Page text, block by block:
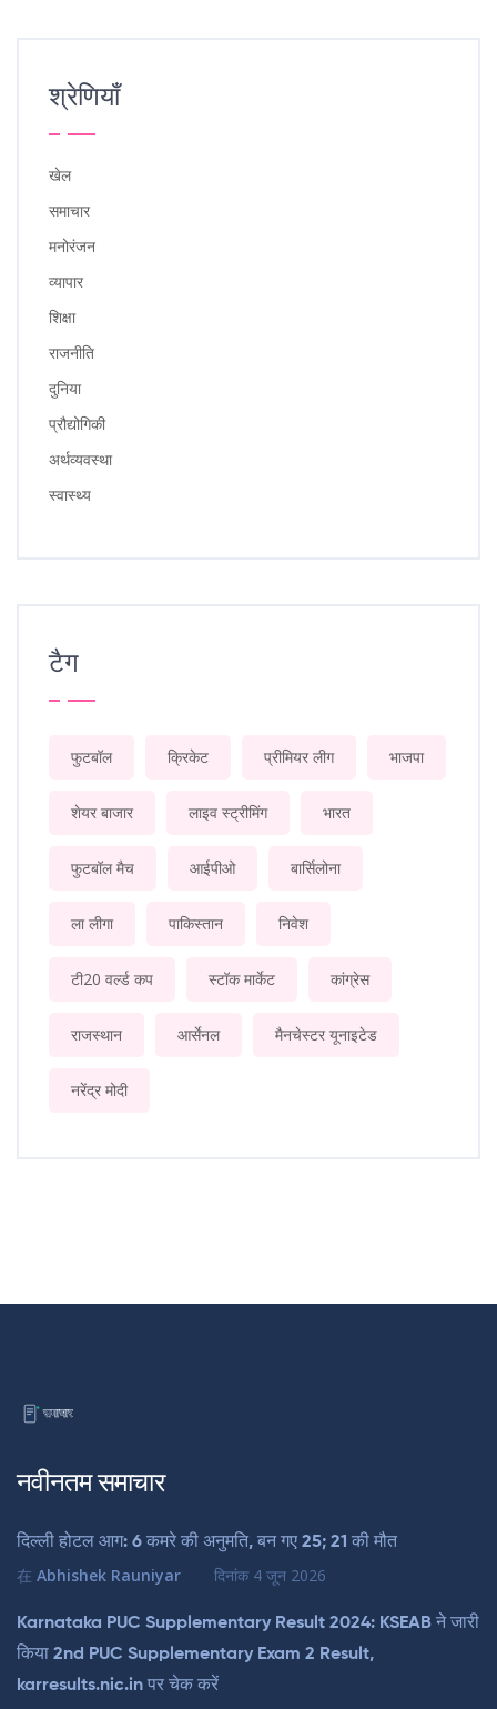
श्रेणियाँ
खेल
समाचार
मनोरंजन
व्यापार
शिक्षा
राजनीति
दुनिया
प्रौद्योगिकी
अर्थव्यवस्था
स्वास्थ्य
टैग
फुटबॉल क्रिकेट प्रीमियर लीग भाजपा
शेयर बाजार लाइव स्ट्रीमिंग भारत
फुटबॉल मैच आईपीओ बार्सिलोना
ला लीगा पाकिस्तान निवेश
टी20 वर्ल्ड कप स्टॉक मार्केट कांग्रेस
राजस्थान आर्सेनल मैनचेस्टर यूनाइटेड
नरेंद्र मोदी
नवीनतम समाचार
दिल्ली होटल आग: 6 कमरे की अनुमति, बन गए 25; 21 की मौत
在 Abhishek Rauniyar दिनांक 4 जून 2026
Karnataka PUC Supplementary Result 2024: KSEAB ने जारी
किया 2nd PUC Supplementary Exam 2 Result,
karresults.nic.in पर चेक करें